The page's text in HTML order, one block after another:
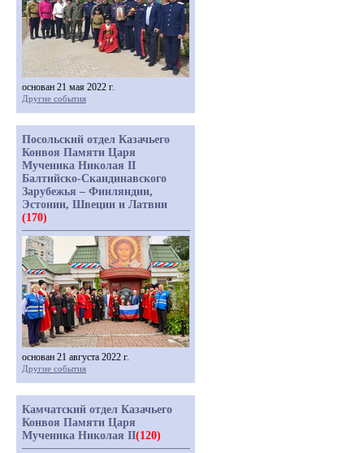
основан 21 мая 2022 г.
Другие события
Посольский отдел Казачьего
Конвоя Памяти Царя
Мученика Николая II
Балтийско-Скандинавского
Зарубежья – Финляндии,
Эстонии, Швеции и Латвии
(170)
основан 21 августа 2022 г.
Другие события
Камчатский отдел Казачьего
Конвоя Памяти Царя
Мученика Николая II(120)